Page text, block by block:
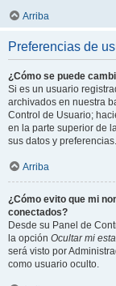
Arriba
Preferencias de
¿Cómo se puede
Si es un usuario
archivados en nuestra
Control de Usuario;
en la parte superior de
sus datos y preferencias.
Arriba
¿Cómo evito que mi
conectados?
Desde su Panel de
la opción Ocultar mi
será visto por
como usuario oculto.